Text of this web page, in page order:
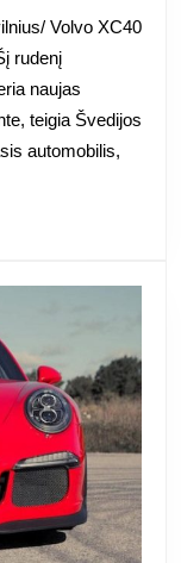
Volvo XC40
rudenį
naujas
teigia Švedijos
automobilis,